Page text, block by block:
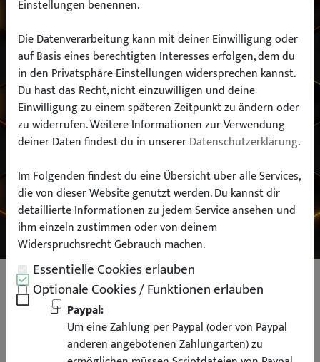
einfach
Hersteller:
Modell:
SUCHEN
Liquid Elements Back in Black
Reifen Kunststoffgel 500ml
Einstellungen benennen.
Die Datenverarbeitung kann mit deiner Einwilligung oder
auf Basis eines berechtigten Interesses erfolgen, dem du
in den Privatsphäre-Einstellungen widersprechen kannst.
Du hast das Recht, nicht einzuwilligen und deine
Einwilligung zu einem späteren Zeitpunkt zu ändern oder
zu widerrufen. Weitere Informationen zur Verwendung
deiner Daten findest du in unsererDatenschutzerklärung.
Im Folgenden findest du eine Übersicht über alle Services,
die von dieser Website genutzt werden. Du kannst dir
detaillierte Informationen zu jedem Service ansehen und
ihm einzeln zustimmen oder von deinem
Widerspruchsrecht Gebrauch machen.
Essentielle Cookies erlauben
Optionale Cookies / Funktionen erlauben
Paypal:
Um eine Zahlung per Paypal (oder von Paypal
anderen angebotenen Zahlungarten) zu